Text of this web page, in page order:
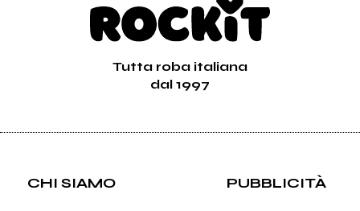
Tutta roba italiana
dal 1997
CHI SIAMO PUBBLICITÀ